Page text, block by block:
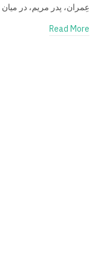
عِمران، پدر مریم، در
Read More